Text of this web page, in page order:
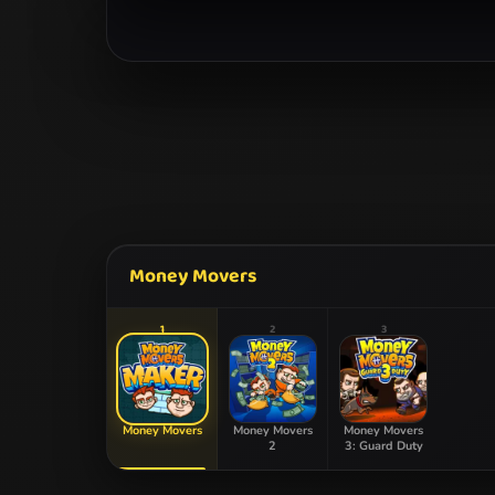
Money Movers
1
Money Movers
2
Money Movers
2
3
Money Movers
3: Guard Duty